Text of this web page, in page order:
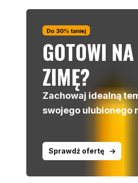
Do 30% taniej
GOTOWI NA
ZIMĘ?
Zachowaj idealną
swojego ulubionego
Sprawdź ofertę